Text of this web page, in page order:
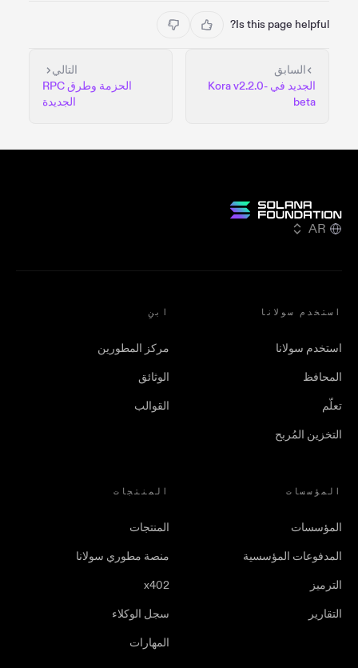
Is this page helpful?
السابق
الجديد في Kora v2.2.0-
beta
التالي
الحزمة وطرق RPC
الجديدة
AR
استخدم سولانا
استخدم سولانا
المحافظ
تعلّم
التخزين المُربح
ابنِ
مركز المطورين
الوثائق
القوالب
المؤسسات
المؤسسات
المدفوعات المؤسسية
الترميز
التقارير
المنتجات
المنتجات
منصة مطوري سولانا
x402
سجل الوكلاء
المهارات